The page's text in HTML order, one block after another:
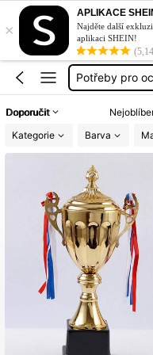
×
Najděte další
aplikaci SHEIN!
Potřeby pro
Doporučit
Kategorie
Barva